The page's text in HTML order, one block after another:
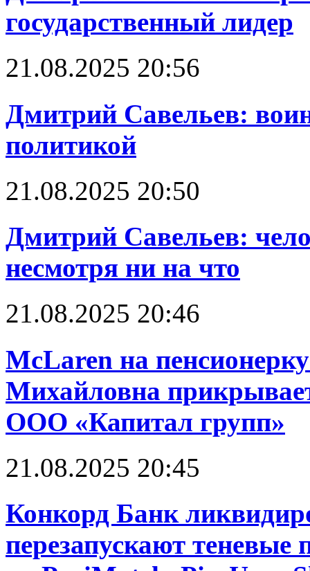
государственный лидер
21.08.2025 20:56
Дмитрий Савельев:
политикой
21.08.2025 20:50
Дмитрий Савельев:
несмотря ни на что
21.08.2025 20:46
McLaren на
Михайловна
ООО «Капитал групп»
21.08.2025 20:45
Конкорд Банк
перезапускают